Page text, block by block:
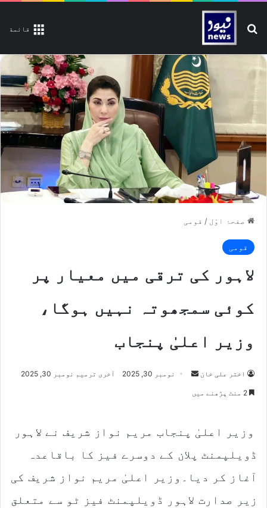
قائمة تلاش کیجیے
صفحۂ اوّل / قومی
قومی
لاہور کی ترقی میں معیار پر
کوئی سمجھوتہ نہیں ہوگا،
وزیر اعلیٰ پنجاب
اختر علی خان
e
m
i
نومبر 30, 2025 آخری ترمیم نومبر 30, 2025
وزیر اعلیٰ پنجاب مریم نواز شریف نے لاہور
ڈویلپمنٹ پلان کے دوسرے فیز کا باقاعدہ
آغاز کر دیا۔وزیر اعلیٰ مریم نواز شریف کی
زیر صدارت لاہور ڈویلپمنٹ فیز ٹو سے متعلق